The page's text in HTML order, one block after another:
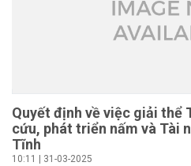
Quyết định về việc giải thể
cứu, phát triển nấm và Tài
Tĩnh
10:11 | 31-03-2025